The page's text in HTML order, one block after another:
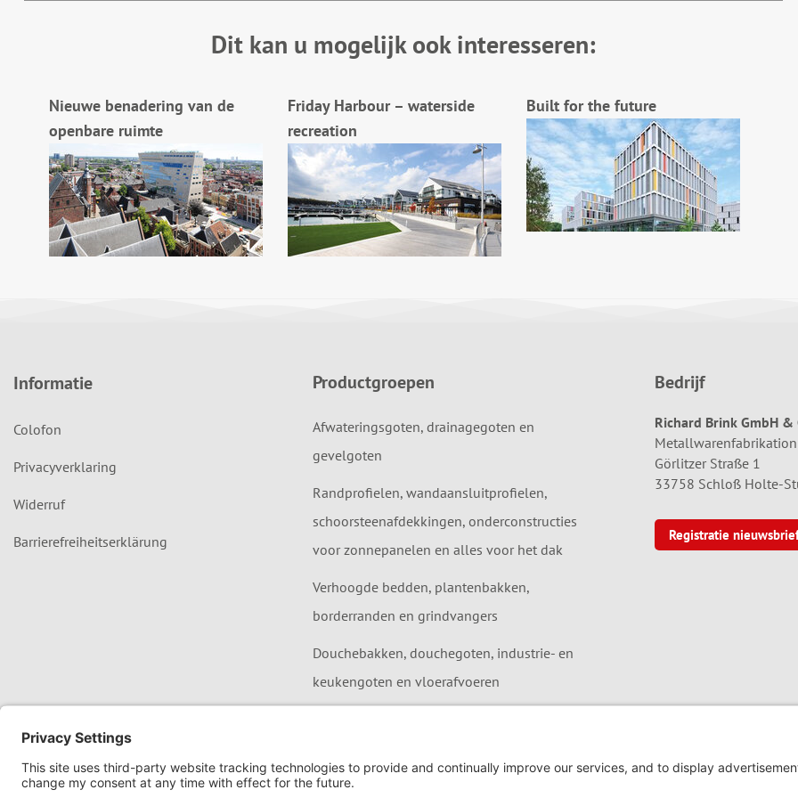
Dit kan u mogelijk ook interesseren:
Nieuwe benadering van de
openbare ruimte
Friday Harbour – waterside
recreation
Built for the future
Informatie
Colofon
Privacyverklaring
Widerruf
Barrierefreiheitserklärung
Productgroepen
Afwateringsgoten, drainagegoten en
gevelgoten
Randprofielen, wandaansluitprofielen,
schoorsteenafdekkingen, onderconstructies
voor zonnepanelen en alles voor het dak
Verhoogde bedden, plantenbakken,
borderranden en grindvangers
Douchebakken, douchegoten, industrie- en
keukengoten en vloerafvoeren
Bedrijf
Richard Brink GmbH &
Görlitzer Straße 1
33758 Schloß Holte-
Registratie